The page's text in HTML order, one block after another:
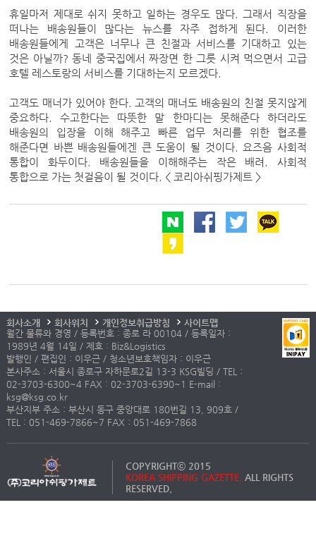
휴일마저 제대로 쉬지 못하고 일하는 경우도 많다. 그래서 직장을
떠나는 배송원들이 많다는 뉴스를 자주 접하게 된다. 이러한
배송원들에게 고객은 너무나 큰 친절과 서비스를 기대하고 있는
것은 아닐까? 동네 중국집에서 짜장면 한 그릇 시켜 먹으면서 고급
호텔 레스토랑의 서비스를 기대하는지 모르겠다.
고객도 매너가 있어야 한다. 고객의 매너도 배송원의 친절 못지않게
중요하다. 수고한다는 따뜻한 말 한마디는 못해준다 하더라도
배송원의 입장을 이해 해주고 빠른 업무 처리를 위한 협조를
해준다면 바쁜 배송원들에겐 큰 도움이 될 것이다. 요즈음 사회적
통합이 화두이다. 배송원들을 이해해주는 작은 배려. 사회적
통합으로 가는 첫걸음이 될 것이다. < 코리아쉬핑가제트 >
회사소개 회사위치 개인정보취급방침
사이트맵
월간 물류와 경영 / 등록번호 : 종로 라 00104 / 등록일자 :
1989년 4월 14일 / 제호 : Biz&Logistics
발행인 / 편집인 : 이우근 / 청소년보호책임자 : 이우근
본사주소 : 서울시 종로구 자하문로2길 13-3 KSG빌딩 / TEL :
02-3703-6300~4 FAX : 02-3703-6390~1 E-mail :
ksg@ksg.co.kr
부산지부 주소 : 부산시 동구 중앙대로 180번길 13, 909호 /
TEL : 051-469-7866~7 FAX : 051-469-7868
COPYRIGHTⓒ 2015
KOREA SHIPPING GAZETTE. ALL RIGHTS
RESERVED.